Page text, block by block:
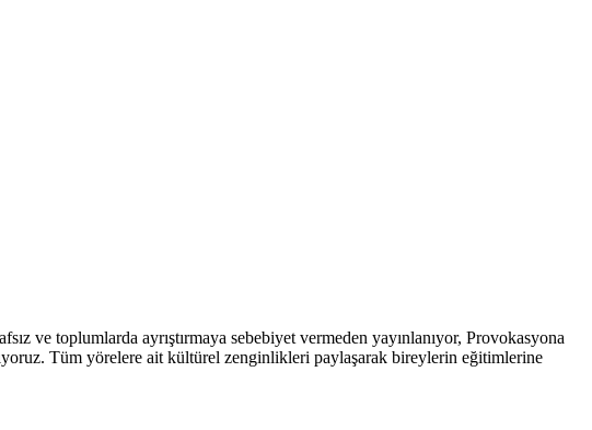
ve toplumlarda ayrıştırmaya sebebiyet vermeden yayınlanıyor, Provokasyona
Tüm yörelere ait kültürel zenginlikleri paylaşarak bireylerin eğitimlerine